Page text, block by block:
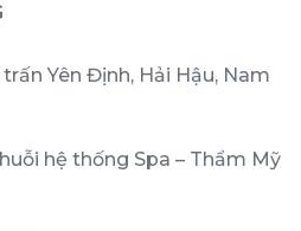
Yên Định, Hải Hậu, Nam
hệ thống Spa – Thẩm Mỹ